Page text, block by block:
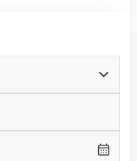
boeking.
en geniet van
in Amersfoort!